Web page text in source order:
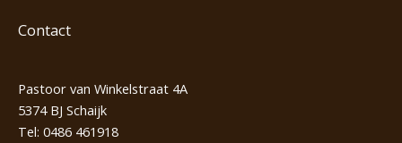
Contact
Pastoor van Winkelstraat 4A
5374 BJ Schaijk
Tel: 0486 461918